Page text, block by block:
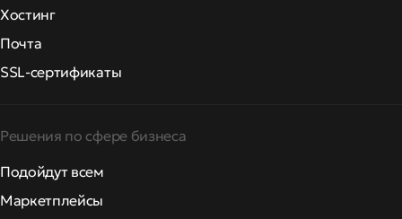
Хостинг
Почта
SSL-сертификаты
Решения по сфере бизнеса
Подойдут всем
Маркетплейсы